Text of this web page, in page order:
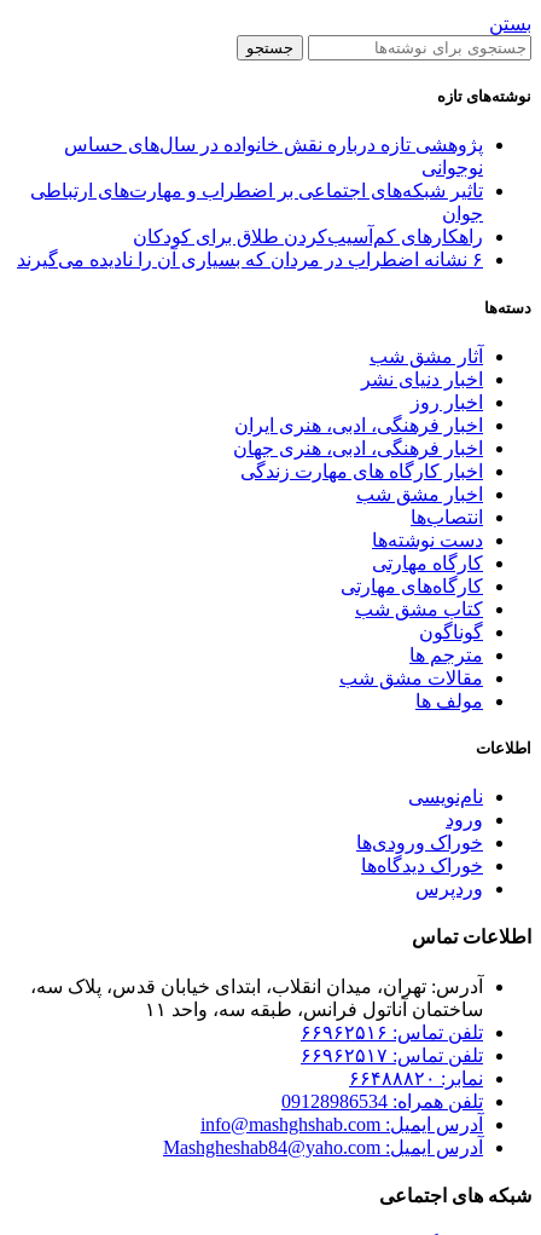
بستن
جستجو
نوشته‌های تازه
پژوهشی تازه درباره نقش خانواده در سال‌های حساس
نوجوانی
تاثیر شبکه‌های اجتماعی بر اضطراب و مهارت‌های ارتباطی
جوان
راهکارهای کم‌آسیب‌کردن طلاق برای کودکان
۶ نشانه اضطراب در مردان که بسیاری آن را نادیده می‌گیرند
دسته‌ها
آثار مشق شب
اخبار دنیای نشر
اخبار روز
اخبار فرهنگی، ادبی، هنری ایران
اخبار فرهنگی، ادبی، هنری جهان
اخبار کارگاه های مهارت زندگی
اخبار مشق شب
انتصاب‌ها
دست نوشته‌ها
کارگاه مهارتی
کارگاه‌های مهارتی
کتاب مشق شب
گوناگون
مترجم ها
مقالات مشق شب
مولف ها
اطلاعات
نام‌نویسی
ورود
خوراک ورودی‌ها
خوراک دیدگاه‌ها
وردپرس
اطلاعات تماس
آدرس: تهران، میدان انقلاب، ابتدای خیابان قدس، پلاک سه،
ساختمان آناتول فرانس، طبقه سه، واحد ۱۱
تلفن تماس: ۶۶۹۶۲۵۱۶
تلفن تماس: ۶۶۹۶۲۵۱۷
نمابر: ۶۶۴۸۸۸۲۰
تلفن همراه: 09128986534
آدرس ایمیل: info@mashghshab.com
آدرس ایمیل: Mashgheshab84@yaho.com
شبکه های اجتماعی